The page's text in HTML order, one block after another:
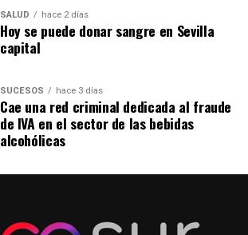
SALUD hace 2 días
Hoy se puede donar sangre en Sevilla
capital
SUCESOS hace 3 días
Cae una red criminal dedicada al fraude
de IVA en el sector de las bebidas
alcohólicas